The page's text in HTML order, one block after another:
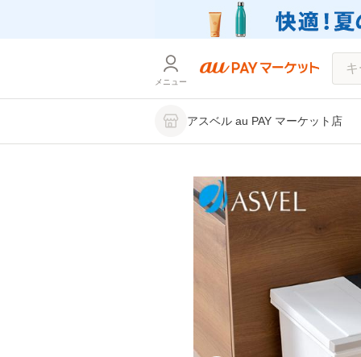
メニュー
アスベル au PAY マーケット店